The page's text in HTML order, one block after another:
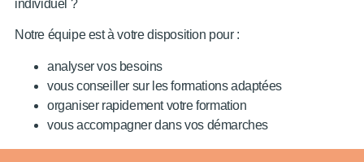
individuel ?
Notre équipe est à votre disposition pour :
analyser vos besoins
vous conseiller sur les formations adaptées
organiser rapidement votre formation
vous accompagner dans vos démarches